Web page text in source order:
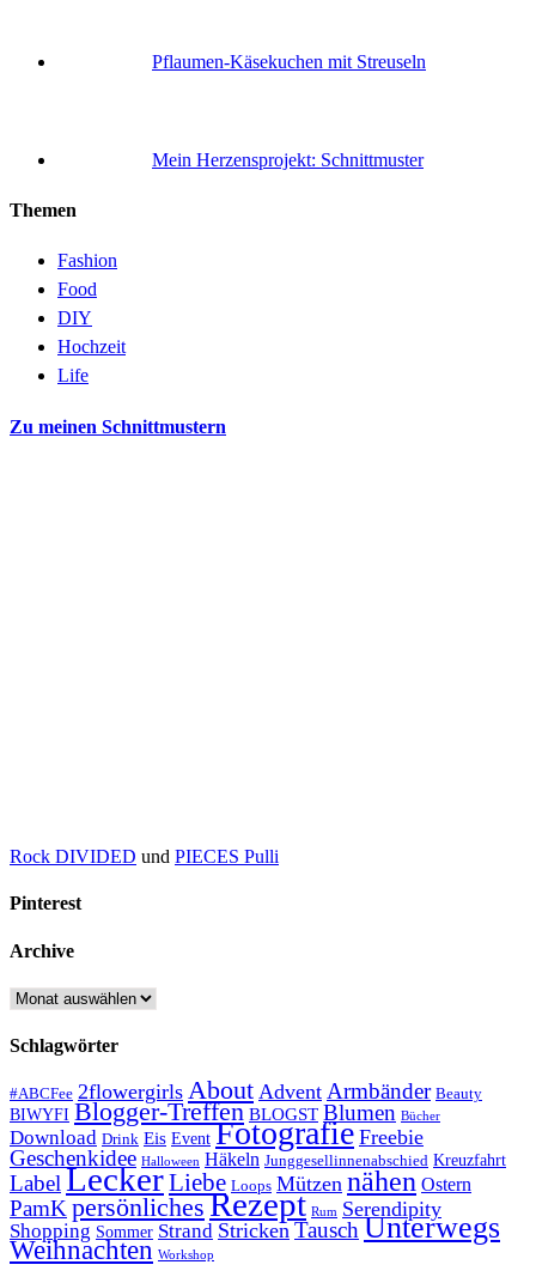
Pflaumen-Käsekuchen mit Streuseln
Mein Herzensprojekt: Schnittmuster
Themen
Fashion
Food
DIY
Hochzeit
Life
Zu meinen Schnittmustern
Rock DIVIDED und PIECES Pulli
Pinterest
Archive
Archive
Schlagwörter
#ABCFee 2flowergirls About Advent Armbänder Beauty
BIWYFI Blogger-Treffen BLOGST Blumen Bücher
Download Drink Eis Event Fotografie Freebie
Geschenkidee Halloween Häkeln Junggesellinnenabschied Kreuzfahrt
LabelLeckerLiebe Loops Mützen nähen Ostern
PamKpersönliches Rezept Rum Serendipity
Shopping Sommer Strand Stricken TauschUnterwegs
Weihnachten Workshop